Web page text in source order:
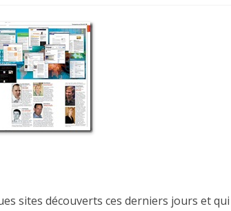
sites découverts ces derniers jours et